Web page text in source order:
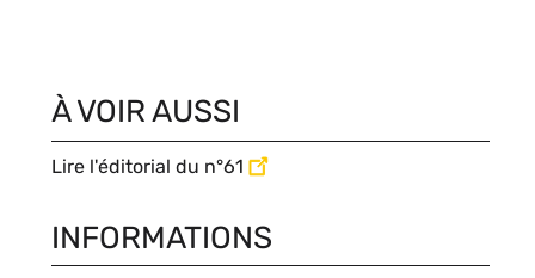
À VOIR AUSSI
Lire l'éditorial du n°61
INFORMATIONS